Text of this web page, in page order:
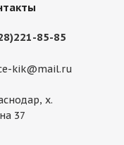
85-85
kik@mail.ru
х.
37